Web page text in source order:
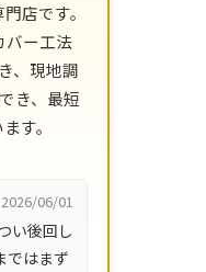
店です。
バー工法
、現地調
き、最短
す。
2026/06/01
い後回し
ではまず